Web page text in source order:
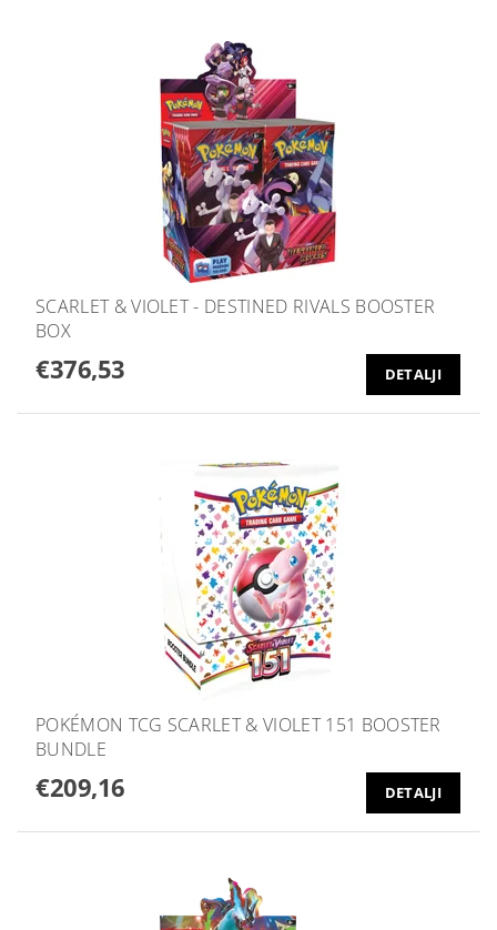
SCARLET & VIOLET - DESTINED RIVALS BOOSTER
BOX
€376,53 DETALJI
POKÉMON TCG SCARLET & VIOLET 151 BOOSTER
BUNDLE
€209,16 DETALJI